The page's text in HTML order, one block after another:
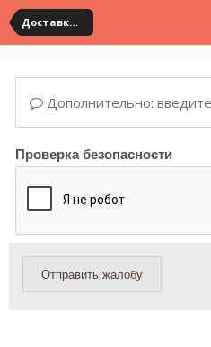
Доставка товара по Китаю
Дополнительно:
Проверка безопасности
Отправить жалобу